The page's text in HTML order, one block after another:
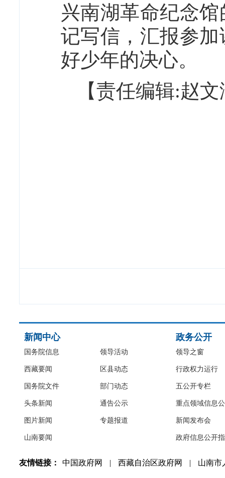
兴南湖革命纪念
记写信，汇报参
好少年的决心。
【责任编辑:赵
新闻中心
国务院信息
西藏要闻
国务院文件
头条新闻
图片新闻
山南要闻
领导活动
区县动态
部门动态
通告公示
专题报道
政务公开
领导之窗
行政权力运行
五公开专栏
重点领域信息
新闻发布会
政府信息公开
友情链接： 中国政府网 | 西藏自治区政府网 | 山南市